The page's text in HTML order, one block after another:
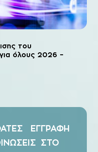
του
όλους 2026 –
ΕΓΓΡΑΦΗ
ΣΤΟ